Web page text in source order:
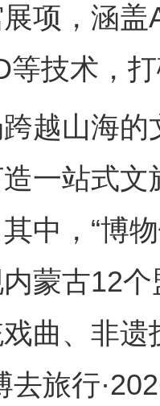
项，涵
等技术，
山海的
一站式
中，“博
蒙古12
曲、非
去旅行